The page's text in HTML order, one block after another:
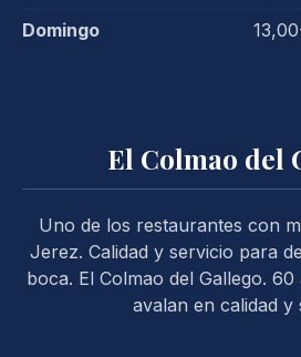
Domingo
El Colmao del
Uno de los restaurantes con
Jerez. Calidad y servicio para
boca. El Colmao del Gallego.
avalan en calidad y